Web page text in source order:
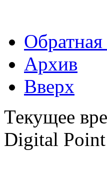
Обратная
Архив
Вверх
Текущее
Digital